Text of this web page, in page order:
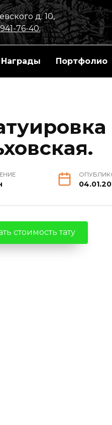
д. 10,
76-40;
Награды Портфолио
стоимость тату